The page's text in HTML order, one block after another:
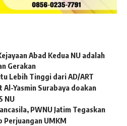
Abad Kedua NU adalah
Gerakan
Lebih Tinggi dari AD/ART
Yasmin Surabaya doakan
NU
PWNU Jatim Tegaskan
Perjuangan UMKM